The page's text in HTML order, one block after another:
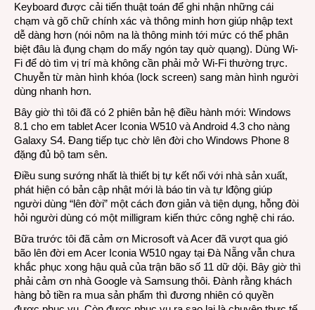
Keyboard được cải tiến thuật toán để ghi nhận những cái
chạm và gõ chữ chính xác và thông minh hơn giúp nhập text
dễ dàng hơn (nói nôm na là thông minh tới mức có thể phân
biệt đâu là đụng chạm do mấy ngón tay quờ quạng). Dùng Wi-
Fi để dò tìm vị trí mà không cần phải mở Wi-Fi thường trực.
Chuyễn từ màn hình khóa (lock screen) sang màn hình người
dùng nhanh hơn.
Bây giờ thì tôi đã có 2 phiên bản hệ điều hành mới: Windows
8.1 cho em tablet Acer Iconia W510 và Android 4.3 cho nàng
Galaxy S4. Đang tiếp tục chờ lên đời cho Windows Phone 8
đặng đủ bộ tam sên.
Điều sung sướng nhất là thiết bị tự kết nối với nhà sản xuất,
phát hiện có bản cập nhật mới là báo tin và tự lđộng giúp
người dùng “lên đời” một cách đơn giản và tiện dụng, hỗng đòi
hỏi người dùng có một milligram kiến thức công nghệ chi ráo.
Bữa trước tôi đã cảm ơn Microsoft và Acer đã vượt qua gió
bão lên đời em Acer Iconia W510 ngay tại Đà Nẵng vẫn chưa
khắc phục xong hậu quả của trận bão số 11 dữ dội. Bây giờ thì
phải cảm ơn nhà Google và Samsung thôi. Đành rằng khách
hàng bỏ tiền ra mua sản phẩm thì đương nhiên có quyền